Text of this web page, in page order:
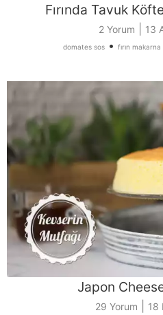
Fırında Tavuk
2 Yorum 13
domates sos • fırın makarna
Japon
29 Yorum 18